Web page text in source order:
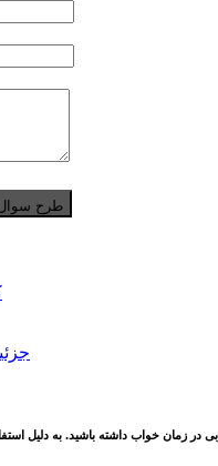
طرح
زمان خواب داشته باشید. به دلیل